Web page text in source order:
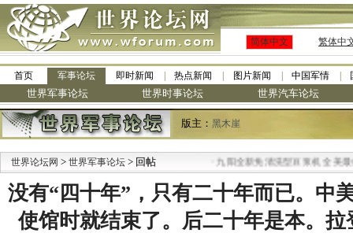
简体中文 繁体中
首页 军事论坛 即时新闻 热点新闻 图片新闻 中国军情
世界军事论坛 世界时事论坛 世界汽车论坛
版主： 黑木崖
世界论坛网 > 世界军事论坛 > 回帖 九阳全新免清洗型豆浆机 全美最低
没有“四十年”，只有二十年而已。中
使馆时就结束了。后二十年是本。